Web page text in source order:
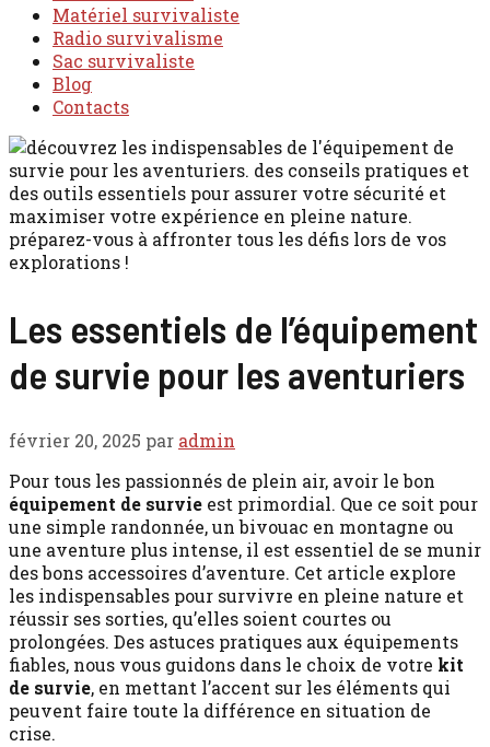
Matériel survivaliste
Radio survivalisme
Sac survivaliste
Blog
Contacts
Les essentiels de l’équipement
de survie pour les aventuriers
février 20, 2025 par admin
Pour tous les passionnés de plein air, avoir le bon
équipement de survie est primordial. Que ce soit pour
une simple randonnée, un bivouac en montagne ou
une aventure plus intense, il est essentiel de se munir
des bons accessoires d’aventure. Cet article explore
les indispensables pour survivre en pleine nature et
réussir ses sorties, qu’elles soient courtes ou
prolongées. Des astuces pratiques aux équipements
fiables, nous vous guidons dans le choix de votre kit
de survie, en mettant l’accent sur les éléments qui
peuvent faire toute la différence en situation de
crise.